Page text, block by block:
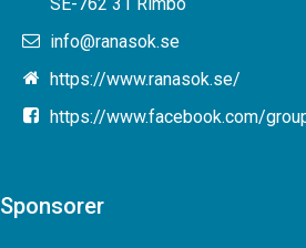
info@ranasok.se
https://www.ranasok.se/
https://www.facebook.com/
Sponsorer